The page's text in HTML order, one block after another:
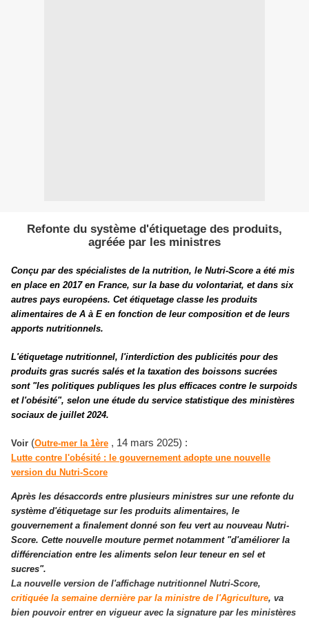
Refonte du système d'étiquetage des produits,
agréée par les ministres
Conçu par des spécialistes de la nutrition, le Nutri-Score a été mis
en place en 2017 en France, sur la base du volontariat, et dans six
autres pays européens. Cet étiquetage classe les produits
alimentaires de A à E en fonction de leur composition et de leurs
apports nutritionnels.
L'étiquetage nutritionnel, l'interdiction des publicités pour des
produits gras sucrés salés et la taxation des boissons sucrées
sont "les politiques publiques les plus efficaces contre le surpoids
et l'obésité", selon une étude du service statistique des ministères
sociaux de juillet 2024.
Voir (Outre-mer la 1ère , 14 mars 2025) :
Lutte contre l'obésité : le gouvernement adopte une nouvelle
version du Nutri-Score
Après les désaccords entre plusieurs ministres sur une refonte du
système d'étiquetage sur les produits alimentaires, le
gouvernement a finalement donné son feu vert au nouveau Nutri-
Score. Cette nouvelle mouture permet notamment "d'améliorer la
différenciation entre les aliments selon leur teneur en sel et
sucres".
La nouvelle version de l'affichage nutritionnel Nutri-Score,
critiquée la semaine dernière par la ministre de l'Agriculture, va
bien pouvoir entrer en vigueur avec la signature par les ministères